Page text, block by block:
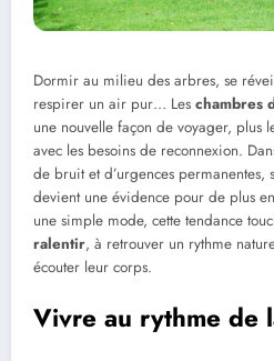
Dormir au milieu des arbres, se
respirer un air pur… Les chambres
une nouvelle façon de voyager, plus
avec les besoins de reconnexion.
de bruit et d’urgences permanentes,
devient une évidence pour de plus
une simple mode, cette tendance
ralentir, à retrouver un rythme
écouter leur corps.
Vivre au rythme de